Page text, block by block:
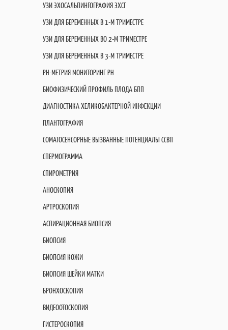
УЗИ ЭХОСАЛЬПИНГОГРАФИЯ ЭХСГ
УЗИ ДЛЯ БЕРЕМЕННЫХ В 1-М ТРИМЕСТРЕ
УЗИ ДЛЯ БЕРЕМЕННЫХ ВО 2-М ТРИМЕСТРЕ
УЗИ ДЛЯ БЕРЕМЕННЫХ В 3-М ТРИМЕСТРЕ
PH-МЕТРИЯ МОНИТОРИНГ PH
БИОФИЗИЧЕСКИЙ ПРОФИЛЬ ПЛОДА БПП
ДИАГНОСТИКА ХЕЛИКОБАКТЕРНОЙ ИНФЕКЦИИ
ПЛАНТОГРАФИЯ
СОМАТОСЕНСОРНЫЕ ВЫЗВАННЫЕ ПОТЕНЦИАЛЫ ССВП
СПЕРМОГРАММА
СПИРОМЕТРИЯ
АНОСКОПИЯ
АРТРОСКОПИЯ
АСПИРАЦИОННАЯ БИОПСИЯ
БИОПСИЯ
БИОПСИЯ КОЖИ
БИОПСИЯ ШЕЙКИ МАТКИ
БРОНХОСКОПИЯ
ВИДЕООТОСКОПИЯ
ГИСТЕРОСКОПИЯ